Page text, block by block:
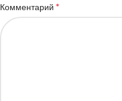
Комментарий *